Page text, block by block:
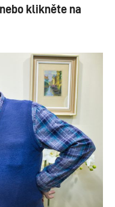
klikněte na